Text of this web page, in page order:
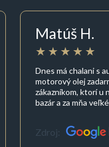
Matúš H.
Dnes má chalani s
motorový olej
zákazníkom, ktorí u
bazár a za mňa
Zdroj: